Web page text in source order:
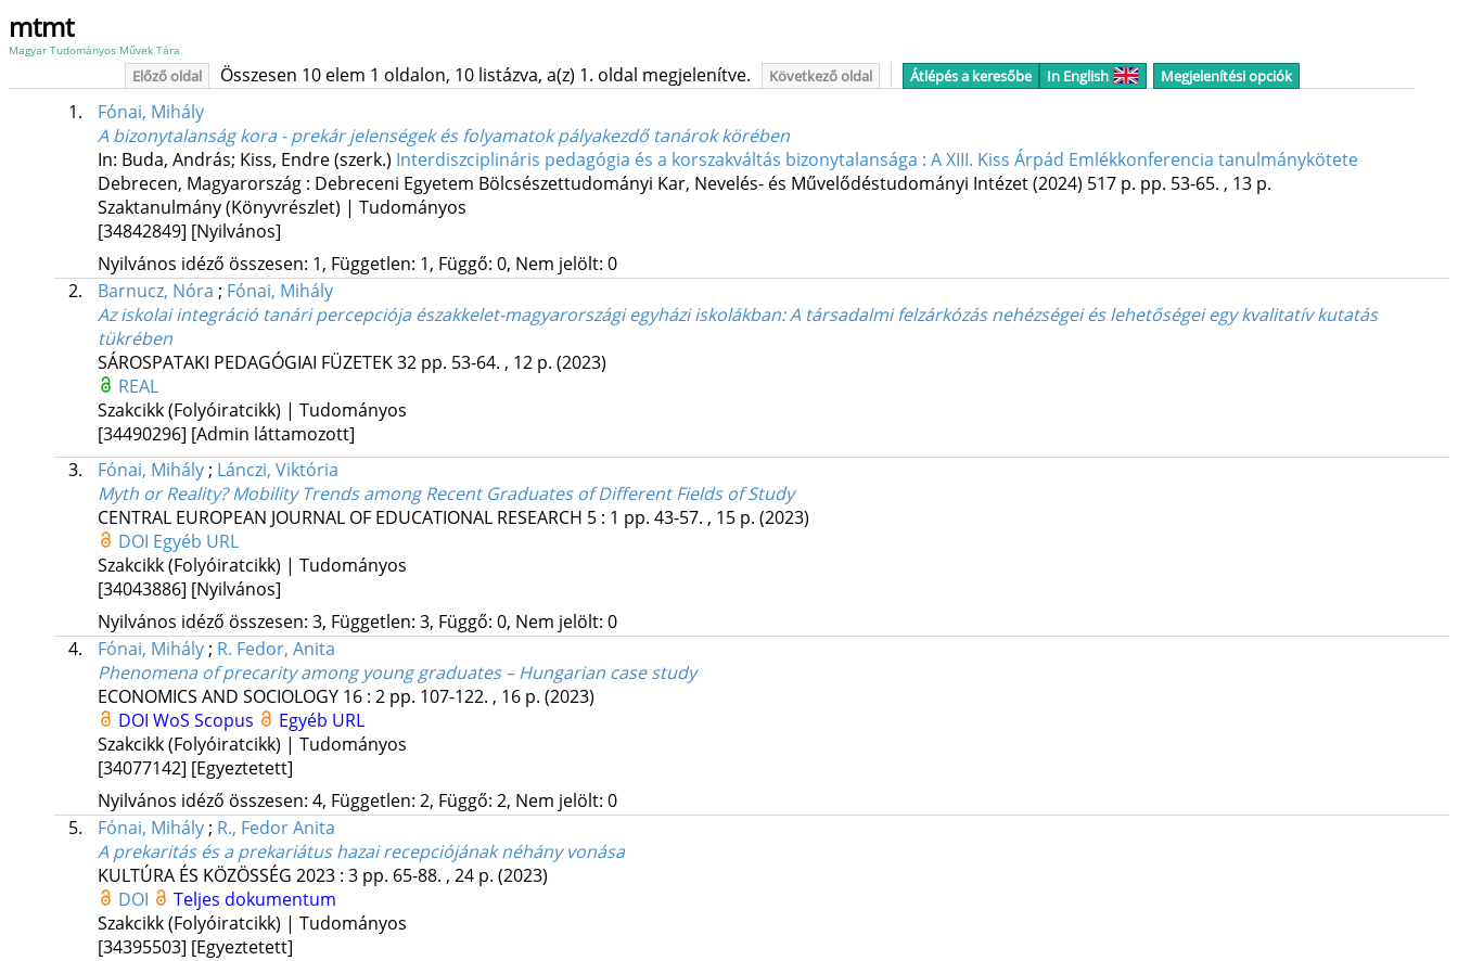
mtmt
Magyar Tudományos Művek Tára
Előző oldal Összesen 10 elem 1 oldalon, 10 listázva, a(z) 1. oldal megjelenítve. Következő oldal Átlépés a keresőbe In English Megjelenítési opciók
1.
Fónai, Mihály
A bizonytalanság kora - prekár jelenségek és folyamatok pályakezdő tanárok körében
In: Buda, András; Kiss, Endre (szerk.) Interdiszciplináris pedagógia és a korszakváltás bizonytalansága : A XIII. Kiss Árpád Emlékkonferencia tanulmánykötete
Debrecen, Magyarország : Debreceni Egyetem Bölcsészettudományi Kar, Nevelés- és Művelődéstudományi Intézet(2024) 517 p. pp. 53-65. , 13 p.
Szaktanulmány (Könyvrészlet) | Tudományos
[34842849] [Nyilvános]
Nyilvános idéző összesen: 1, Független: 1, Függő: 0, Nem jelölt: 0
2.
Barnucz, Nóra ; Fónai, Mihály
Az iskolai integráció tanári percepciója északkelet-magyarországi egyházi iskolákban: A társadalmi felzárkózás nehézségei és lehetőségei egy kvalitatív kutatás
tükrében
SÁROSPATAKI PEDAGÓGIAI FÜZETEK32 pp. 53-64. , 12 p. (2023)
REAL
Szakcikk (Folyóiratcikk) | Tudományos
[34490296] [Admin láttamozott]
3.
Fónai, Mihály; Lánczi, Viktória
Myth or Reality? Mobility Trends among Recent Graduates of Different Fields of Study
CENTRAL EUROPEAN JOURNAL OF EDUCATIONAL RESEARCH 5: 1 pp. 43-57. , 15 p. (2023)
DOI Egyéb URL
Szakcikk (Folyóiratcikk) | Tudományos
[34043886] [Nyilvános]
Nyilvános idéző összesen: 3, Független: 3, Függő: 0, Nem jelölt: 0
4.
Fónai, Mihály; R. Fedor, Anita
Phenomena of precarity among young graduates – Hungarian case study
ECONOMICS AND SOCIOLOGY 16: 2 pp. 107-122. , 16 p. (2023)
DOI WoS Scopus
Egyéb URL
Szakcikk (Folyóiratcikk) | Tudományos
[34077142] [Egyeztetett]
Nyilvános idéző összesen: 4, Független: 2, Függő: 2, Nem jelölt: 0
5.
Fónai, Mihály; R., Fedor Anita
A prekaritás és a prekariátus hazai recepciójának néhány vonása
KULTÚRA ÉS KÖZÖSSÉG 2023: 3 pp. 65-88. , 24 p. (2023)
DOI
Teljes dokumentum
Szakcikk (Folyóiratcikk) | Tudományos
[34395503] [Egyeztetett]